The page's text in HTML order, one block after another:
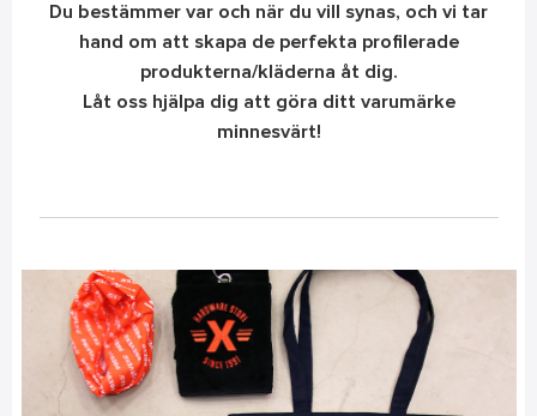
Du bestämmer var och när du vill synas, och vi tar
hand om att skapa de perfekta profilerade
produkterna/kläderna åt dig.
Låt oss hjälpa dig att göra ditt varumärke
minnesvärt!